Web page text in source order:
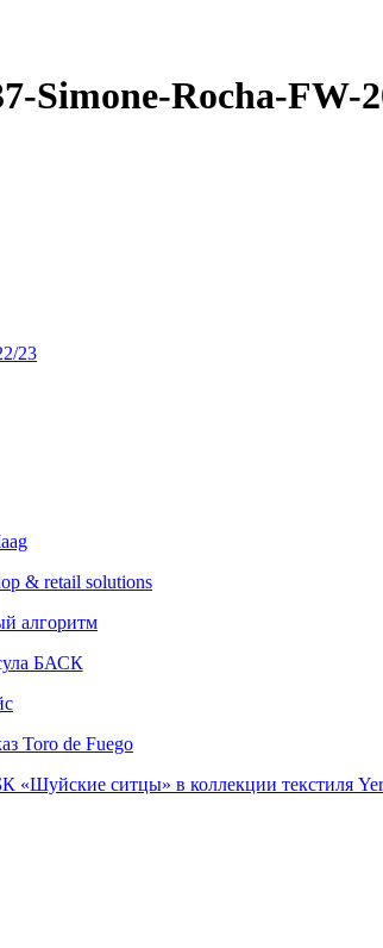
Simone-Rocha-FW-
23
& retail solutions
алгоритм
БАСК
Toro de Fuego
«Шуйские ситцы» в коллекции текстиля